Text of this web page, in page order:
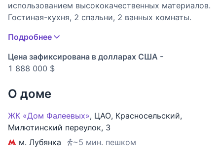
использованием высококачественных материалов.
Гостиная-кухня, 2 спальни, 2 ванных комнаты.
Окна выходят на переулок. Красивая входная
группа, консьерж, подземный паркинг,
огороженный внутренний двор. Жилой особняк
реконструкция в 2004 году, замена перекрытий.
"Дом Фалеевых" построен в конце XIX века,
реконструирован в 2002-2006 гг. В процессе
реконструкции достроены верхние этажи,
заменены перекрытия, встроены лифты, проведены
новые коммуникации, система вентиляции,
Подробнее
Цена зафиксирована в долларах США -
1 888 000 $
О доме
ЖК «Дом Фалеевых», ЦАО, Красносельский,
Милютинский переулок, 3
м. Лубянка
~5 мин. пешком